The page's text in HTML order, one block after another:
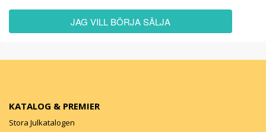
JAG VILL BÖRJA SÄLJA
KATALOG & PREMIER
Stora Julkatalogen